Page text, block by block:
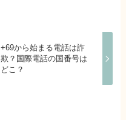
+69から始まる電話は詐
欺？国際電話の国番号は
どこ？